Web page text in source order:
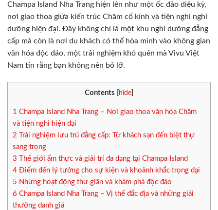
Champa Island Nha Trang hiện lên như một ốc đảo diệu kỳ,
nơi giao thoa giữa kiến trúc Chăm cổ kính và tiện nghi nghỉ
dưỡng hiện đại. Đây không chỉ là một khu nghỉ dưỡng đẳng
cấp mà còn là nơi du khách có thể hòa mình vào không gian
văn hóa độc đáo, một trải nghiệm khó quên mà Vivu Việt
Nam tin rằng bạn không nên bỏ lỡ.
Contents hide
1 Champa Island Nha Trang – Nơi giao thoa văn hóa Chăm
và tiện nghi hiện đại
2 Trải nghiệm lưu trú đẳng cấp: Từ khách sạn đến biệt thự
sang trọng
3 Thế giới ẩm thực và giải trí đa dạng tại Champa Island
4 Điểm đến lý tưởng cho sự kiện và khoảnh khắc trọng đại
5 Những hoạt động thư giãn và khám phá độc đáo
6 Champa Island Nha Trang – Vị thế đắc địa và những giải
thưởng danh giá